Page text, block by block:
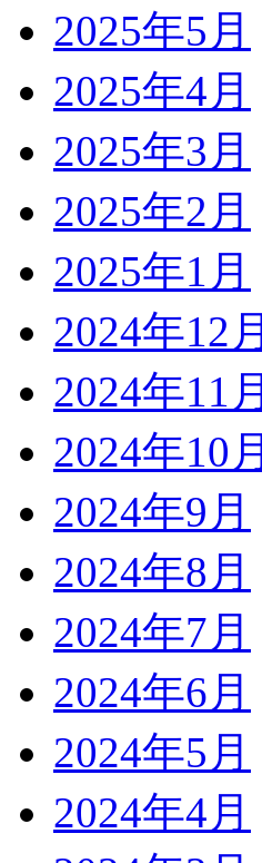
2025年5月
2025年4月
2025年3月
2025年2月
2025年1月
2024年12月
2024年11月
2024年10月
2024年9月
2024年8月
2024年7月
2024年6月
2024年5月
2024年4月